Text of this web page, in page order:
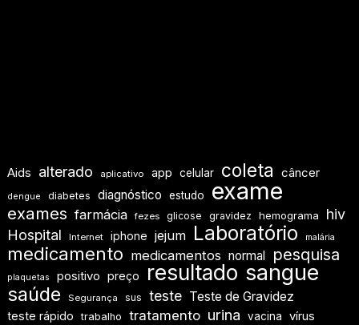
Aids alterado aplicativo app celular coleta câncer
dengue diabetes diagnóstico estudo exame
exames farmácia fezes glicose gravidez hemograma
hiv
Hospital
Internet iphone jejum Laboratório malária
medicamento medicamentos normal pesquisa
plaquetas positivo preço resultado sangue
saúde Segurança sus teste Teste de Gravidez
teste rápido trabalho tratamento urina vacina vírus